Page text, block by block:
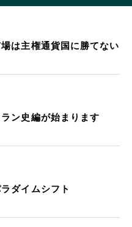
場は主権通貨国に勝てない
ラン史編が始まります
ダイムシフト